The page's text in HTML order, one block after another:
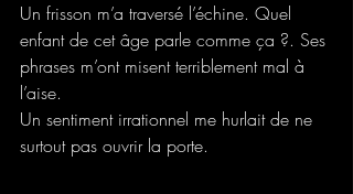
Un frisson m’a traversé l’échine. Quel
enfant de cet âge parle comme ça ?. Ses
phrases m’ont misent terriblement mal à
l’aise.
Un sentiment irrationnel me hurlait de ne
surtout pas ouvrir la porte.